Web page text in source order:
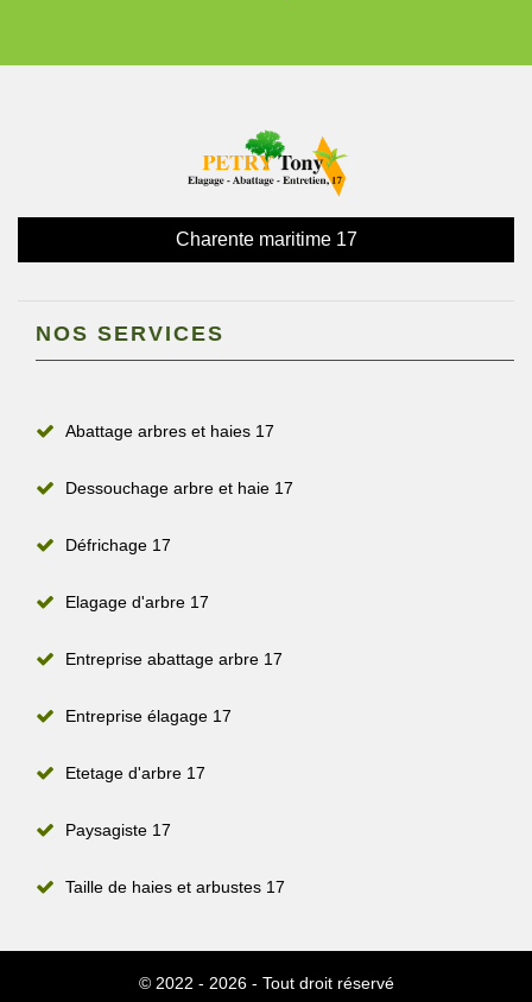
Charente maritime 17
NOS SERVICES
Abattage arbres et haies 17
Dessouchage arbre et haie 17
Défrichage 17
Elagage d'arbre 17
Entreprise abattage arbre 17
Entreprise élagage 17
Etetage d'arbre 17
Paysagiste 17
Taille de haies et arbustes 17
© 2022 - 2026 - Tout droit réservé